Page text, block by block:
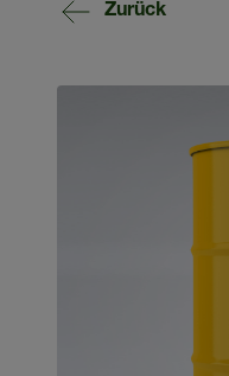
Zurück